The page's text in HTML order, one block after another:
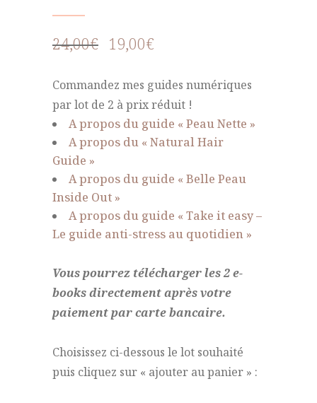
24,00€ 19,00€
Commandez mes guides numériques
par lot de 2 à prix réduit !
A propos du guide « Peau Nette »
A propos du « Natural Hair
Guide »
A propos du guide « Belle Peau
Inside Out »
A propos du guide « Take it easy –
Le guide anti-stress au quotidien »
Vous pourrez télécharger les 2 e-
books directement après votre
paiement par carte bancaire.
Choisissez ci-dessous le lot souhaité
puis cliquez sur « ajouter au panier » :